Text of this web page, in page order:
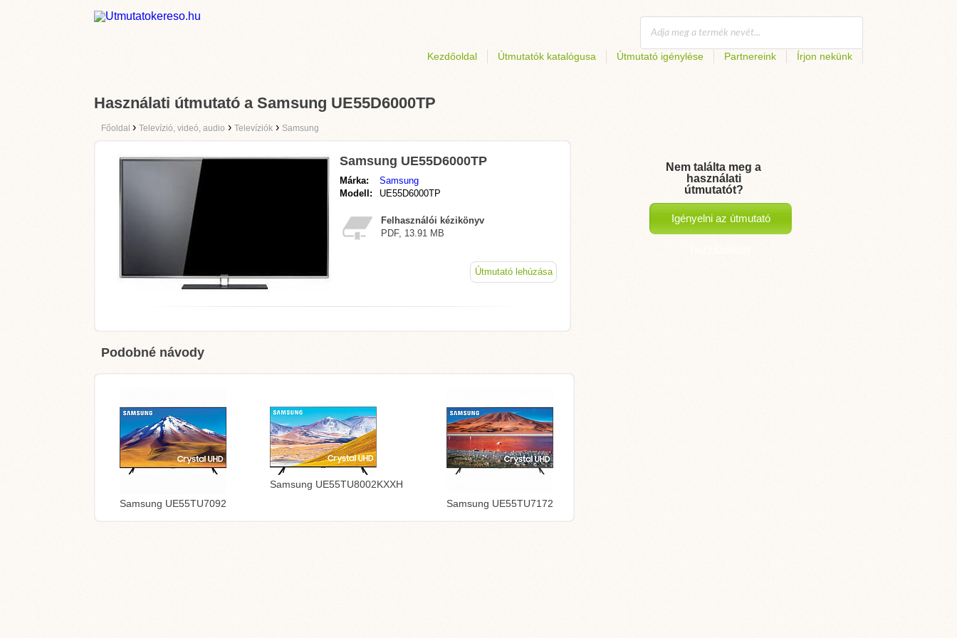
Kezdőoldal Útmutatók katalógusa Útmutató igénylése Partnereink Írjon nekünk
Használati útmutató a Samsung UE55D6000TP
Főoldal › Televízió, videó, audio › Televíziók › Samsung
Samsung UE55D6000TP
Márka:
Samsung
Modell:
UE55D6000TP
Felhasználói kézikönyv
PDF, 13.91 MB
Útmutató lehúzása
Podobné návody
Samsung UE55TU7092
Samsung UE55TU8002KXXH
Samsung UE55TU7172
Nem találta meg a
használati
útmutatót?
Igényelni az útmutató